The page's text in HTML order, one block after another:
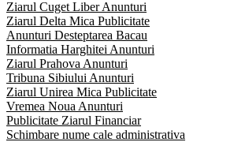
Ziarul Cuget Liber Anunturi
Ziarul Delta Mica Publicitate
Anunturi Desteptarea Bacau
Informatia Harghitei Anunturi
Ziarul Prahova Anunturi
Tribuna Sibiului Anunturi
Ziarul Unirea Mica Publicitate
Vremea Noua Anunturi
Publicitate Ziarul Financiar
Schimbare nume cale administrativa